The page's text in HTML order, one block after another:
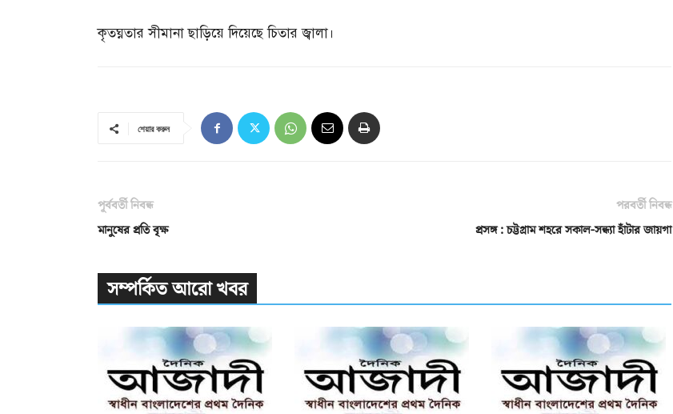
কৃতঘ্নতার সীমানা ছাড়িয়ে দিয়েছে চিতার জ্বালা।
শেয়ার করুন
পূর্ববর্তী নিবন্ধ
মানুষের প্রতি বৃক্ষ
পরবর্তী নিবন্ধ
প্রসঙ্গ : চট্টগ্রাম শহরে সকাল-সন্ধ্যা হাঁটার জায়গা
সম্পর্কিত আরো খবর